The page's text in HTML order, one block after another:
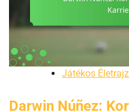
Játékos
Darwin Núñez: